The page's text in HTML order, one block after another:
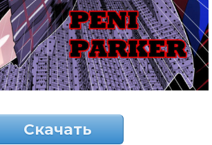
Скачать